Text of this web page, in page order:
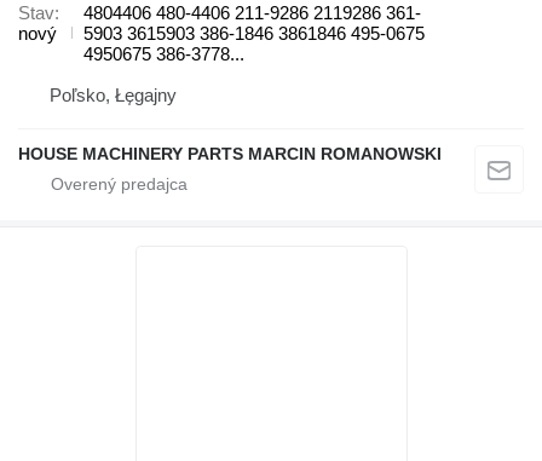
Stav
nový
4804406 480-4406 211-9286 2119286 361-
5903 3615903 386-1846 3861846 495-0675
4950675 386-3778...
Poľsko, Łęgajny
HOUSE MACHINERY PARTS MARCIN ROMANOWSKI